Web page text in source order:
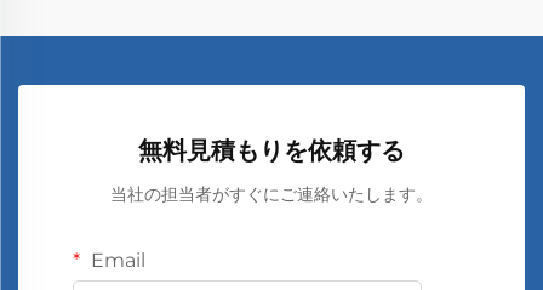
無料見積もりを依頼する
当社の担当者がすぐにご連絡いたします。
Email